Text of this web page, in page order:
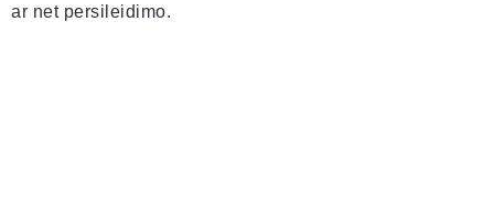
ar net persileidimo.